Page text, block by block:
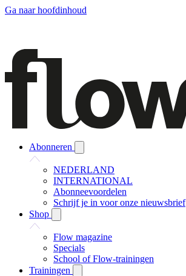
Ga naar hoofdinhoud
Abonneren
NEDERLAND
INTERNATIONAL
Abonneevoordelen
Schrijf je in voor onze nieuwsbrief
Shop
Flow magazine
Specials
School of Flow-trainingen
Trainingen